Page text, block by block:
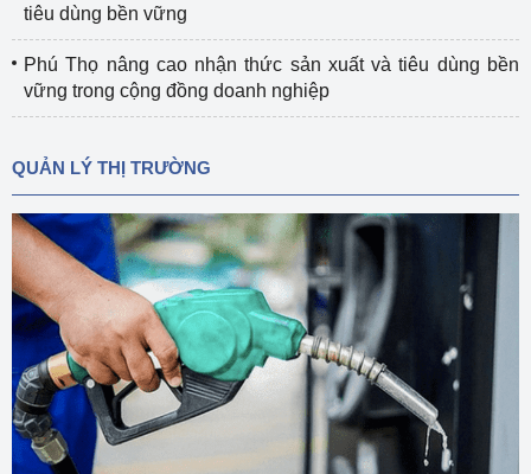
tiêu dùng bền vững
Phú Thọ nâng cao nhận thức sản xuất và tiêu dùng bền
vững trong cộng đồng doanh nghiệp
QUẢN LÝ THỊ TRƯỜNG